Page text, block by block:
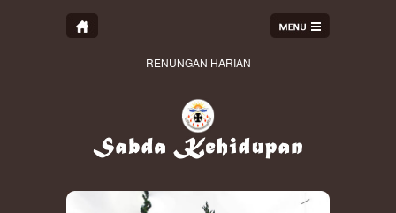
RENUNGAN HARIAN